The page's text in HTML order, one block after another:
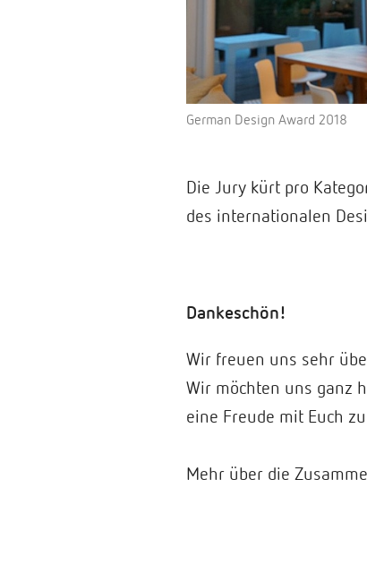
German Design Award 2018
Die Jury kürt pro
des internationalen
Dankeschön!
Wir freuen uns sehr
Wir möchten uns ganz
eine Freude mit Euch
Mehr über die